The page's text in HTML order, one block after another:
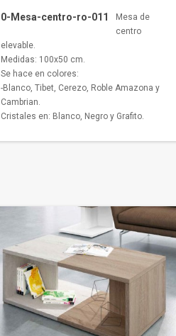
0-Mesa-centro-ro-011
Mesa de
centro
elevable.
Medidas: 100x50 cm.
Se hace en colores:
-Blanco, Tibet, Cerezo, Roble Amazona y
Cambrian.
Cristales en: Blanco, Negro y Grafito.